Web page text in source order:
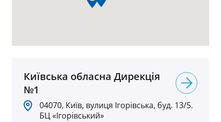
Київська обласна Дирекція
№1
04070, Київ, вулиця Ігорівська, буд. 13/5.
БЦ «Ігорівський»